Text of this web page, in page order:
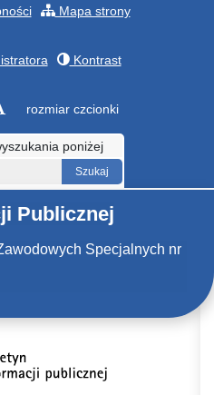
Mapa strony
Kontrast
rozmiar czcionki
poniżej
Publicznej
Specjalnych nr